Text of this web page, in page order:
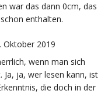
war das dann 0cm, das
enthalten.
Oktober 2019
wenn man sich
ja, wer lesen kann, ist
die doch in der